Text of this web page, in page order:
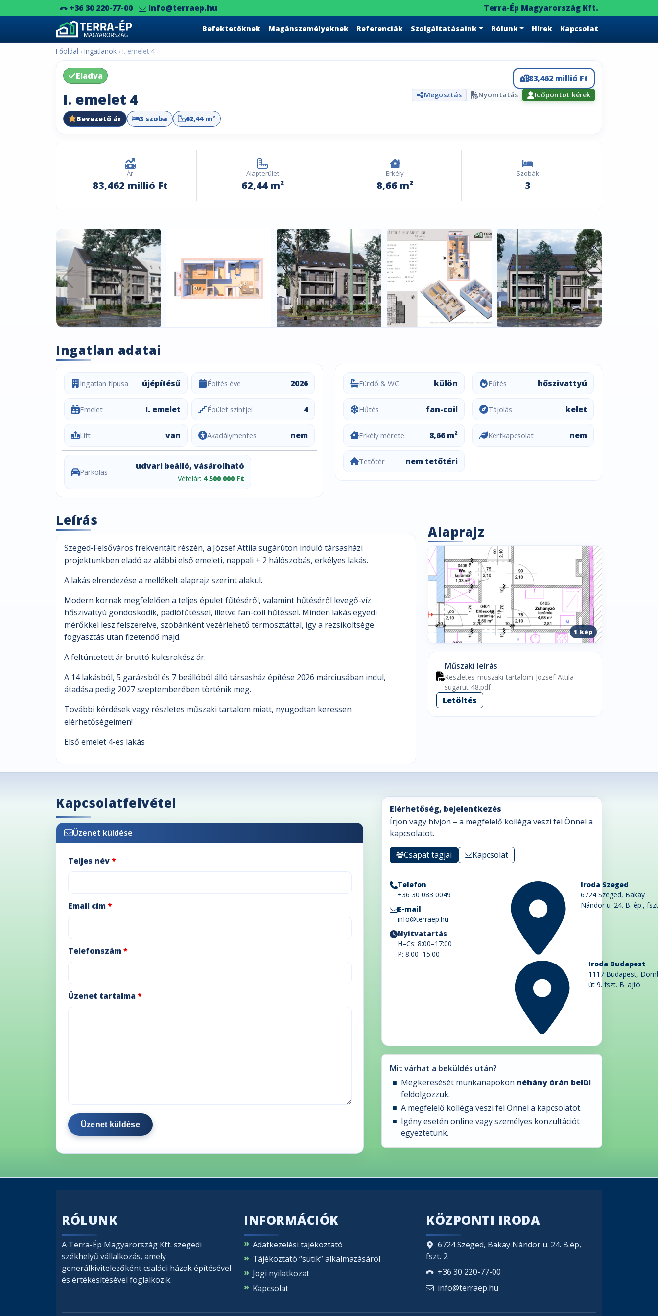
+36 30 220-77-00 info@terraep.hu Terra-Ép Magyarország Kft.
Main Navigation Befektetőknek Magánszemélyeknek Referenciák Szolgáltatásaink Rólunk Hírek Kapcsolat
Főoldal Ingatlanok I. emelet 4
Eladva
I. emelet 4
Bevezető ár 3 szoba 62,44 m²
83,462 millió Ft
Megosztás Nyomtatás Időpontot kérek
Ár
83,462 millió Ft
Alapterület
62,44 m²
Erkély
8,66 m²
Szobák
3
Ingatlan adatai
Ingatlan típusa újépítésű Építés éve 2026
Emelet I. emelet Épület szintjei 4
Lift van Akadálymentes nem
Parkolás
udvari beálló, vásárolható
Vételár: 4 500 000 Ft
Fürdő & WC külön Fűtés hőszivattyú
Hűtés fan-coil Tájolás kelet
Erkély mérete 8,66 m² Kertkapcsolat nem
Tetőtér nem tetőtéri
Leírás
Szeged-Felsőváros frekventált részén, a József Attila sugárúton induló társasházi
projektünkben eladó az alábbi első emeleti, nappali + 2 hálószobás, erkélyes lakás.
A lakás elrendezése a mellékelt alaprajz szerint alakul.
Modern kornak megfelelően a teljes épület fűtéséről, valamint hűtéséről levegő-víz
hőszivattyú gondoskodik, padlófűtéssel, illetve fan-coil hűtéssel. Minden lakás egyedi
mérőkkel lesz felszerelve, szobánként vezérlehető termosztáttal, így a rezsiköltsége
fogyasztás után fizetendő majd.
A feltüntetett ár bruttó kulcsrakész ár.
A 14 lakásból, 5 garázsból és 7 beállóból álló társasház építése 2026 márciusában indul,
átadása pedig 2027 szeptemberében történik meg.
További kérdések vagy részletes műszaki tartalom miatt, nyugodtan keressen
elérhetőségeimen!
Első emelet 4-es lakás
Alaprajz
1 kép
Műszaki leírás
Reszletes-muszaki-tartalom-Jozsef-Attila-
sugarut-48.pdf
Letöltés
Kapcsolatfelvétel
Üzenet küldése
Teljes név*
Email cím*
Telefonszám*
Üzenet tartalma*
Elérhetőség, bejelentkezés
Írjon vagy hívjon – a megfelelő kolléga veszi fel Önnel a
kapcsolatot.
Csapat tagjai
Kapcsolat
Telefon
+36 30 083 0049
E-mail
info@terraep.hu
Nyitvatartás
H–Cs: 8:00–17:00
P: 8:00–15:00
Iroda Szeged
6724 Szeged, Bakay
Nándor u. 24. B. ép.,
Iroda Budapest
1117 Budapest,
út 9. fszt. B. ajtó
Mit várhat a beküldés után?
Megkeresését munkanapokon néhány órán belül
feldolgozzuk.
A megfelelő kolléga veszi fel Önnel a kapcsolatot.
Igény esetén online vagy személyes konzultációt
egyeztetünk.
RÓLUNK
A Terra-Ép Magyarország Kft. szegedi
székhelyű vállalkozás, amely
generálkivitelezőként családi házak építésével
és értékesítésével foglalkozik.
INFORMÁCIÓK
Adatkezelési tájékoztató
Tájékoztató “sütik” alkalmazásáról
Jogi nyilatkozat
Kapcsolat
KÖZPONTI IRODA
6724 Szeged, Bakay Nándor u. 24. B.ép,
fszt. 2.
+36 30 220-77-00
info@terraep.hu